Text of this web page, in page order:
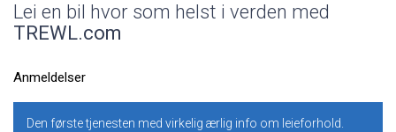
Lei en bil hvor som helst i verden med
TREWL.com
Anmeldelser
tjenesten med virkelig ærlig info om leieforhold.
Vi har bestilt